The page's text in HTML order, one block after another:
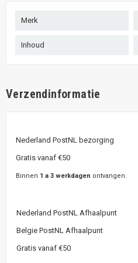
Merk
Inhoud
Verzendinformatie
Nederland PostNL bezorging
Gratis vanaf €50
Binnen 1 a 3 werkdagen ontvangen.
Nederland PostNL Afhaalpunt
Belgie PostNL Afhaalpunt
Gratis vanaf €50